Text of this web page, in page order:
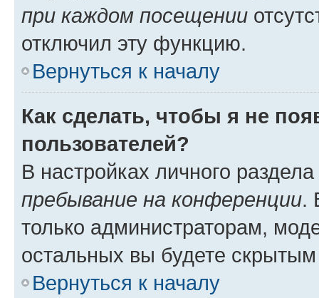
при каждом посещении
отключил эту функцию.
Вернуться к началу
Как сделать, чтобы я не
пользователей?
В настройках личного
пребывание на конференции.
только администраторам,
остальных вы будете
Вернуться к началу